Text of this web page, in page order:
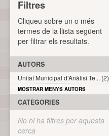
Filtres
Cliqueu sobre un o més
termes de la llista següent
per filtrar els resultats.
AUTORS
Unitat Municipal d'Anàlisi Te... (2)
MOSTRAR MENYS AUTORS
CATEGORIES
No hi ha filtres per aquesta
cerca